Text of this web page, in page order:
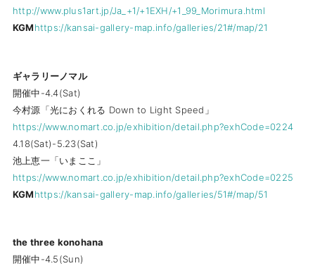
http://www.plus1art.jp/Ja_+1/+1EXH/+1_99_Morimura.html
KGMhttps://kansai-gallery-map.info/galleries/21#/map/21
ギャラリーノマル
開催中-4.4(Sat)
今村源「光におくれる Down to Light Speed」
https://www.nomart.co.jp/exhibition/detail.php?exhCode=0224
4.18(Sat)-5.23(Sat)
池上恵一「いまここ」
https://www.nomart.co.jp/exhibition/detail.php?exhCode=0225
KGMhttps://kansai-gallery-map.info/galleries/51#/map/51
the three konohana
開催中-4.5(Sun)